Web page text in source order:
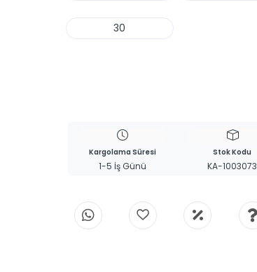
30
Kargolama Süresi
1-5 İş Günü
Stok Kodu
KA-1003073